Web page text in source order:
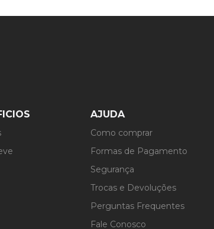
AJUDA
Como comprar
Formas de Pagamento
Segurança
Trocas e Devoluções
Perguntas Frequentes
Fale Conosco